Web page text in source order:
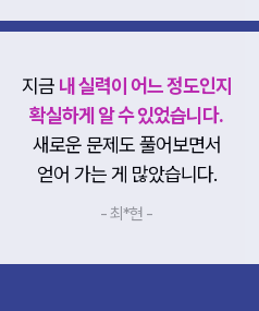
지금 내 실력이 어느 정도인지
확실하게 알 수 있었습니다.
새로운 문제도 풀어보면서
얻어 가는 게 많았습니다.
- 최*현 -